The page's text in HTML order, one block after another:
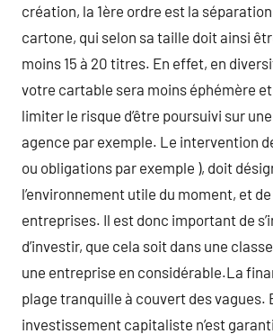
création, la 1ère ordre est la
cartone, qui selon sa taille doit ainsi
moins 15 à 20 titres. En effet, en
votre cartable sera moins éphémère
limiter le risque d’être poursuivi sur
agence par exemple. Le intervention
ou obligations par exemple ), doit
l’environnement utile du moment, et
entreprises. Il est donc important de
d’investir, que cela soit dans une
une entreprise en considérable.La
plage tranquille à couvert des vagues.
investissement capitaliste n’est